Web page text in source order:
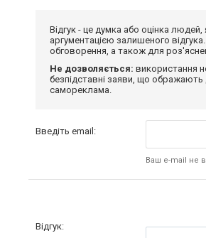
Відгук - це думка або оцінка
аргументацією залишеного
обговорення, а також для
Не дозволяється: використання
безпідставні заяви, що ображають
самореклама.
Введіть email:
Ваш e-mail не
Відгук: